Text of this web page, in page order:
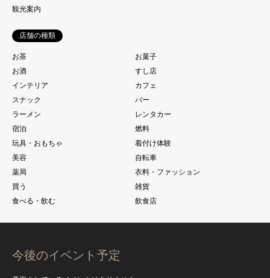
観光案内
店舗の種類
お茶
お菓子
お酒
すし店
インテリア
カフェ
スナック
バー
ラーメン
レンタカー
宿泊
燃料
玩具・おもちゃ
着付け体験
美容
自転車
薬局
衣料・ファッション
買う
雑貨
食べる・飲む
飲食店
今後のイベント予定